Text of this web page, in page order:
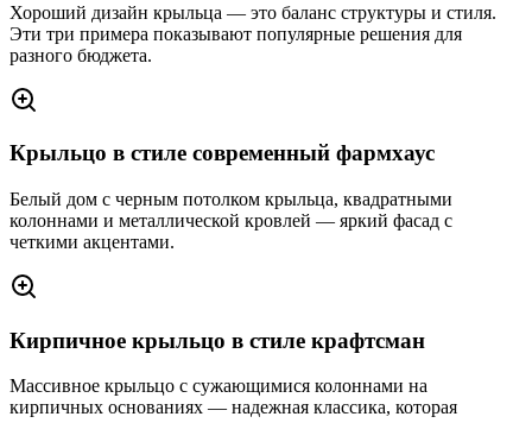
Хороший дизайн крыльца — это баланс структуры и стиля.
Эти три примера показывают популярные решения для
разного бюджета.
Крыльцо в стиле современный фармхаус
Белый дом с черным потолком крыльца, квадратными
колоннами и металлической кровлей — яркий фасад с
четкими акцентами.
Кирпичное крыльцо в стиле крафтсман
Массивное крыльцо с сужающимися колоннами на
кирпичных основаниях — надежная классика, которая